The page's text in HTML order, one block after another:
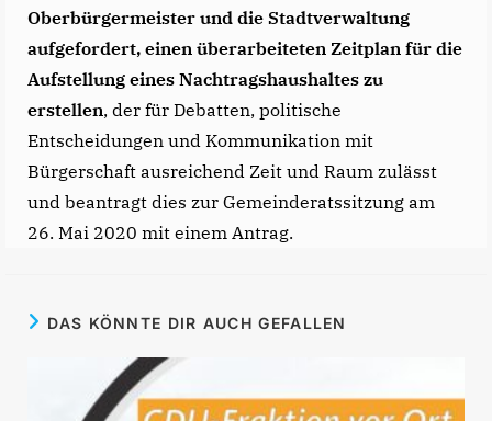
Oberbürgermeister und die Stadtverwaltung
aufgefordert, einen überarbeiteten Zeitplan für die
Aufstellung eines Nachtragshaushaltes zu
erstellen, der für Debatten, politische
Entscheidungen und Kommunikation mit
Bürgerschaft ausreichend Zeit und Raum zulässt
und beantragt dies zur Gemeinderatssitzung am
26. Mai 2020 mit einem Antrag.
DAS KÖNNTE DIR AUCH GEFALLEN